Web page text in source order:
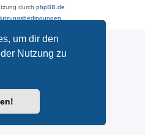
um dir den
Nutzung zu
durch phpBB.de